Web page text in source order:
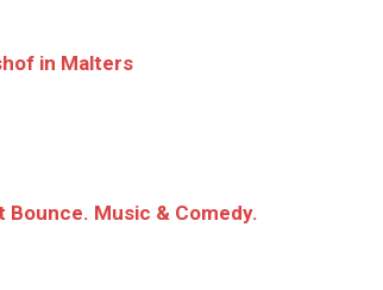
in Malters
Music & Comedy.